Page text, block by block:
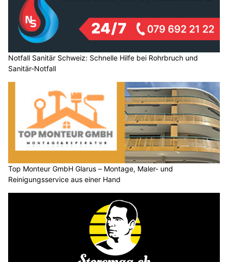
Notfall Sanitär Schweiz: Schnelle Hilfe bei Rohrbruch und
Sanitär-Notfall
Top Monteur GmbH Glarus – Montage, Maler- und
Reinigungsservice aus einer Hand